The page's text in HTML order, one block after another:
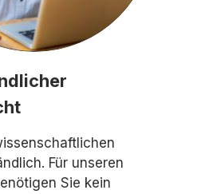
Für unseren
Sie kein